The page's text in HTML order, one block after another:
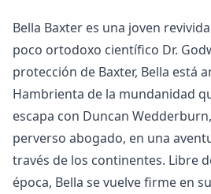
Bella Baxter es una joven
poco ortodoxo científico Dr.
protección de Baxter, Bella está
Hambrienta de la mundanidad
escapa con Duncan
perverso abogado, en una
través de los continentes. Libre
época, Bella se vuelve firme en